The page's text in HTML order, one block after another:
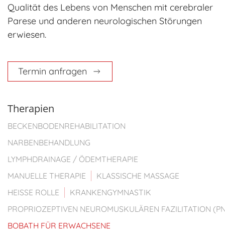
Qualität des Lebens von Menschen mit cerebraler
Parese und anderen neurologischen Störungen
erwiesen.
Termin anfragen
Therapien
BECKENBODENREHABILITATION
NARBENBEHANDLUNG
LYMPHDRAINAGE / ÖDEMTHERAPIE
MANUELLE THERAPIE
KLASSISCHE MASSAGE
HEISSE ROLLE
KRANKENGYMNASTIK
PROPRIOZEPTIVEN NEUROMUSKULÄREN FAZILITATION
BOBATH FÜR ERWACHSENE